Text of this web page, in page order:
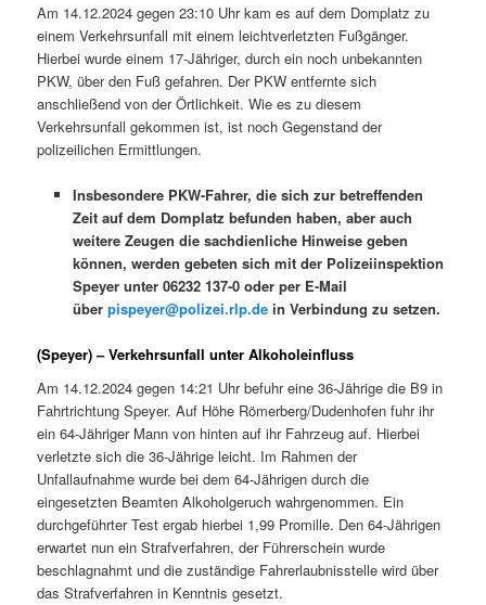
Am 14.12.2024 gegen 23:10 Uhr kam es auf dem Domplatz zu
einem Verkehrsunfall mit einem leichtverletzten Fußgänger.
Hierbei wurde einem 17-Jähriger, durch ein noch unbekannten
PKW, über den Fuß gefahren. Der PKW entfernte sich
anschließend von der Örtlichkeit. Wie es zu diesem
Verkehrsunfall gekommen ist, ist noch Gegenstand der
polizeilichen Ermittlungen.
Insbesondere PKW-Fahrer, die sich zur betreffenden
Zeit auf dem Domplatz befunden haben, aber auch
weitere Zeugen die sachdienliche Hinweise geben
können, werden gebeten sich mit der Polizeiinspektion
Speyer unter 06232 137-0 oder per E-Mail
über pispeyer@polizei.rlp.dein Verbindung zu setzen.
(Speyer) – Verkehrsunfall unter Alkoholeinfluss
Am 14.12.2024 gegen 14:21 Uhr befuhr eine 36-Jährige die B9 in
Fahrtrichtung Speyer. Auf Höhe Römerberg/Dudenhofen fuhr ihr
ein 64-Jähriger Mann von hinten auf ihr Fahrzeug auf. Hierbei
verletzte sich die 36-Jährige leicht. Im Rahmen der
Unfallaufnahme wurde bei dem 64-Jährigen durch die
eingesetzten Beamten Alkoholgeruch wahrgenommen. Ein
durchgeführter Test ergab hierbei 1,99 Promille. Den 64-Jährigen
erwartet nun ein Strafverfahren, der Führerschein wurde
beschlagnahmt und die zuständige Fahrerlaubnisstelle wird über
das Strafverfahren in Kenntnis gesetzt.